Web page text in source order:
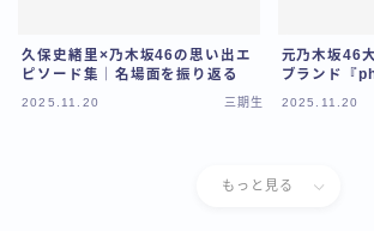
久保史緒里×乃木坂46の思い出エ
ピソード集｜名場面を振り返る
2025.11.20 三期生
元乃木坂46
ブランド『
2025.11.20
もっと見る